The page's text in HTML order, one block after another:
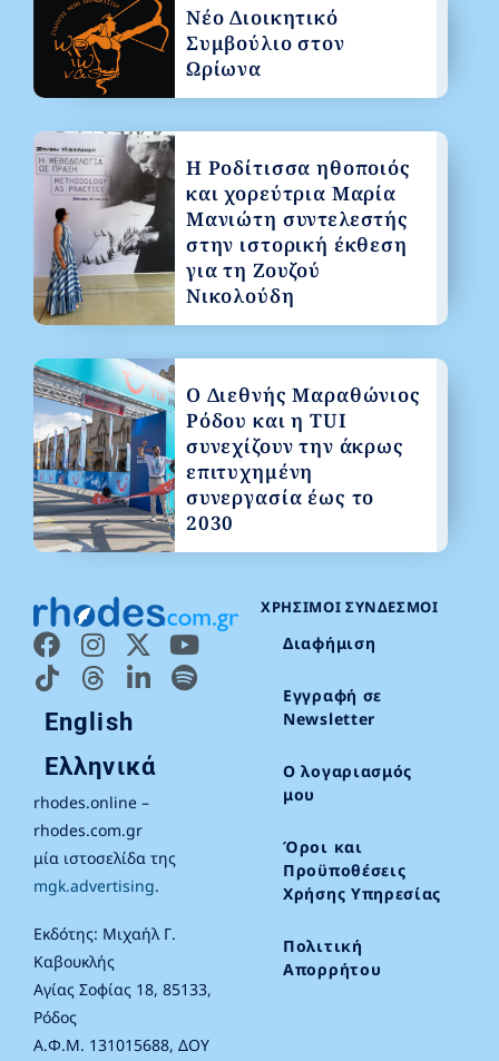
English
Ελληνικά
rhodes.online –
rhodes.com.gr
μία ιστοσελίδα της
mgk.advertising.
Εκδότης: Μιχαήλ Γ.
Καβουκλής
Αγίας Σοφίας 18, 85133,
Ρόδος
Α.Φ.Μ. 131015688, ΔΟΥ
ΧΡΉΣΙΜΟΙ ΣΎΝΔΕΣΜΟΙ
Διαφήμιση
Εγγραφή σε
Newsletter
Ο λογαριασμός
μου
Όροι και
Προϋποθέσεις
Χρήσης Υπηρεσίας
Πολιτική
Απορρήτου
Νέο Διοικητικό
Συμβούλιο στον
Ωρίωνα
Η Ροδίτισσα ηθοποιός
και χορεύτρια Μαρία
Μανιώτη συντελεστής
στην ιστορική έκθεση
για τη Ζουζού
Νικολούδη
Ο Διεθνής Μαραθώνιος
Ρόδου και η TUI
συνεχίζουν την άκρως
επιτυχημένη
συνεργασία έως το
2030